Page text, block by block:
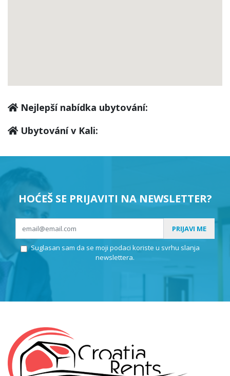
Nejlepší nabídka ubytování:
Ubytování v Kali:
HOĆEŠ SE PRIJAVITI NA NEWSLETTER?
PRIJAVI ME
Suglasan sam da se moji podaci koriste u svrhu slanja
newslettera.